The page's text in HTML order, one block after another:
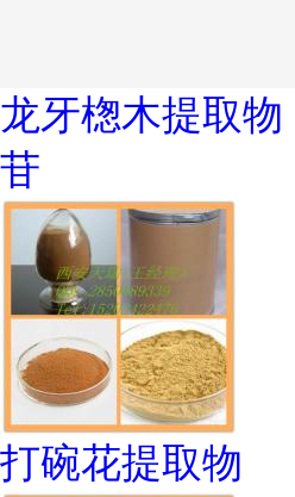
龙牙楤木提取
苷
打碗花提取物